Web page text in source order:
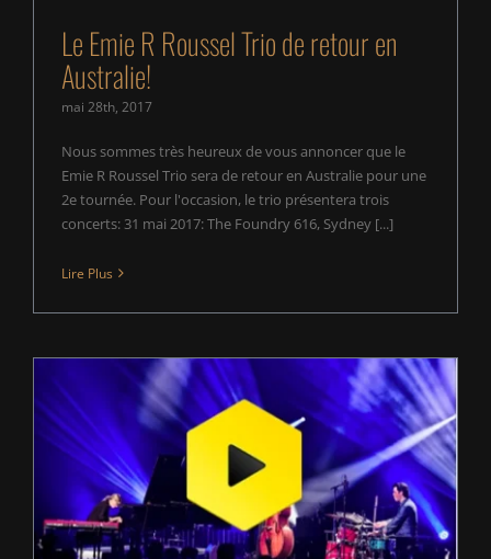
Le Emie R Roussel Trio de retour en
Australie!
mai 28th, 2017
Nous sommes très heureux de vous annoncer que le
Emie R Roussel Trio sera de retour en Australie pour une
2e tournée. Pour l'occasion, le trio présentera trois
concerts: 31 mai 2017: The Foundry 616, Sydney [...]
Lire Plus
Le Emie R Roussel Trio en route vers un 4e album
– CAMPAGNE DE SOCIOFINANCEMENT